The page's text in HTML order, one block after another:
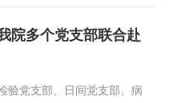
心向党 坚守初心终不悔
学，但是读书报国、跟
解放战争的隆隆炮声响
泓因疾在家休养，目睹新
共产党有了较全面的认
为如期基本实现社会主义
重大意义。 今年1月，
长，李强、王沪宁、蔡奇、
直接结算、预约检查，无
前约，就诊结束时即可预
段。 02.自助机全能服务
院多个党支部联合赴
党支部、日间党支部、病